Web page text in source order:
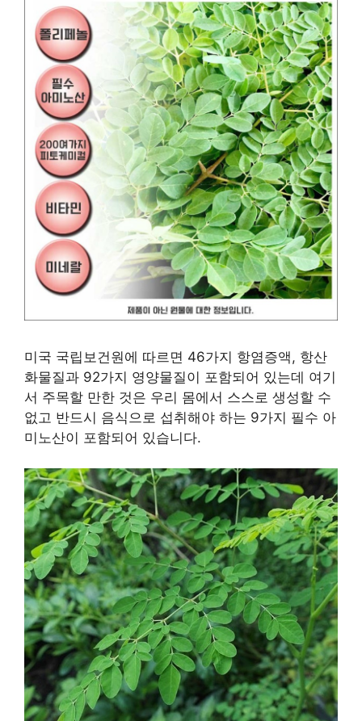
미국 국립보건원에 따르면 46가지 항염증액, 항산
화물질과 92가지 영양물질이 포함되어 있는데 여기
서 주목할 만한 것은 우리 몸에서 스스로 생성할 수
없고 반드시 음식으로 섭취해야 하는 9가지 필수 아
미노산이 포함되어 있습니다.